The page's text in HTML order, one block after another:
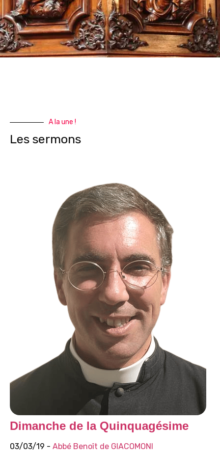
A la une !
Les sermons
Dimanche de la Quinquagésime
03/03/19 - Abbé Benoît de GIACOMONI